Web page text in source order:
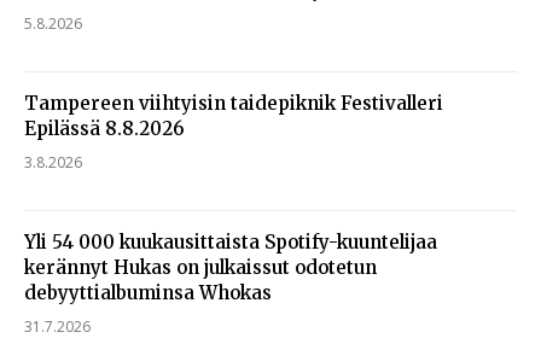
5.8.2026
Tampereen viihtyisin taidepiknik Festivalleri
Epilässä 8.8.2026
3.8.2026
Yli 54 000 kuukausittaista Spotify-kuuntelijaa
kerännyt Hukas on julkaissut odotetun
debyyttialbuminsa Whokas
31.7.2026